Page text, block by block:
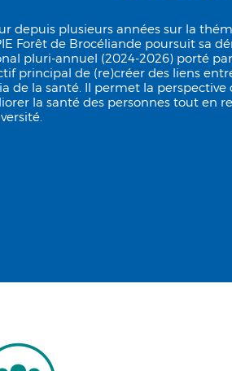
depuis plusieurs années sur la
Forêt de Brocéliande poursuit sa
pluri-annuel (2024-2026) porté par
principal de (re)créer des liens
de la santé. Il permet la perspective
la santé des personnes tout en